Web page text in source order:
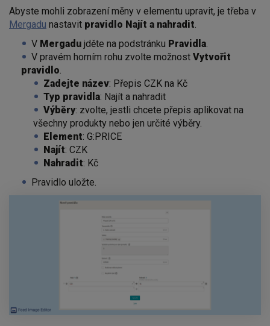
Abyste mohli zobrazení měny v elementu upravit, je třeba v
Mergadu nastavit pravidlo Najít a nahradit
V Mergadu jděte na podstránku Pravidla
V pravém horním rohu zvolte možnost Vytvořit
pravidlo
Zadejte název: Přepis CZK na Kč
Typ pravidla: Najít a nahradit
Výběry: zvolte, jestli chcete přepis aplikovat na
všechny produkty nebo jen určité výběry.
Element: G:PRICE
Najít: CZK
Nahradit: Kč
Pravidlo uložte.